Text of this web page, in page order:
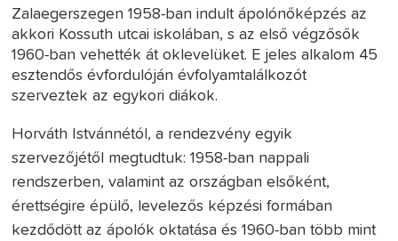
Zalaegerszegen 1958-ban indult ápolónőképzés az
akkori Kossuth utcai iskolában, s az első végzősők
1960-ban vehették át oklevelüket. E jeles alkalom 45
esztendős évfordulóján évfolyamtalálkozót
szerveztek az egykori diákok.
Horváth Istvánnétól, a rendezvény egyik
szervezőjétől megtudtuk: 1958-ban nappali
rendszerben, valamint az országban elsőként,
érettségire épülő, levelezős képzési formában
kezdődött az ápolók oktatása és 1960-ban több mint